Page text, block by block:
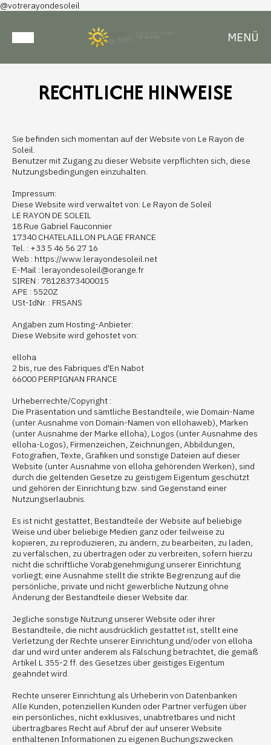
@votrerayondesoleil
MENÜ
RECHTLICHE HINWEISE
Sie befinden sich momentan auf der Website von Le Rayon de
Soleil.
Benutzer mit Zugang zu dieser Website verpflichten sich, diese
Nutzungsbedingungen einzuhalten.
Impressum:
Diese Website wird verwaltet von: Le Rayon de Soleil
LE RAYON DE SOLEIL
18 Rue Gabriel Fauconnier
17340 CHATELAILLON PLAGE FRANCE
Tel. : +33 5 46 56 27 16
Web : https://www.lerayondesoleil.net
E-Mail : lerayondesoleil@orange.fr
SIREN : 78128373400015
APE : 5520Z
USt-IdNr. : FRSANS
Angaben zum Hosting-Anbieter:
Diese Website wird gehostet von:
elloha
2 bis, rue des Fabriques d'En Nabot
66000 PERPIGNAN FRANCE
Urheberrechte/Copyright :
Die Präsentation und sämtliche Bestandteile, wie Domain-Name
(unter Ausnahme von Domain-Namen von ellohaweb), Marken
(unter Ausnahme der Marke elloha), Logos (unter Ausnahme des
elloha-Logos), Firmenzeichen, Zeichnungen, Abbildungen,
Fotografien, Texte, Grafiken und sonstige Dateien auf dieser
Website (unter Ausnahme von elloha gehörenden Werken), sind
durch die geltenden Gesetze zu geistigem Eigentum geschützt
und gehören der Einrichtung bzw. sind Gegenstand einer
Nutzungserlaubnis.
Es ist nicht gestattet, Bestandteile der Website auf beliebige
Weise und über beliebige Medien ganz oder teilweise zu
kopieren, zu reproduzieren, zu ändern, zu bearbeiten, zu laden,
zu verfälschen, zu übertragen oder zu verbreiten, sofern hierzu
nicht die schriftliche Vorabgenehmigung unserer Einrichtung
vorliegt; eine Ausnahme stellt die strikte Begrenzung auf die
persönliche, private und nicht gewerbliche Nutzung ohne
Änderung der Bestandteile dieser Website dar.
Jegliche sonstige Nutzung unserer Website oder ihrer
Bestandteile, die nicht ausdrücklich gestattet ist, stellt eine
Verletzung der Rechte unserer Einrichtung und/oder von elloha
dar und wird unter anderem als Fälschung betrachtet, die gemäß
Artikel L 355-2 ff. des Gesetzes über geistiges Eigentum
geahndet wird.
Rechte unserer Einrichtung als Urheberin von Datenbanken
Alle Kunden, potenziellen Kunden oder Partner verfügen über
ein persönliches, nicht exklusives, unabtretbares und nicht
übertragbares Recht auf Abruf der auf unserer Website
enthaltenen Informationen zu eigenen Buchungszwecken.